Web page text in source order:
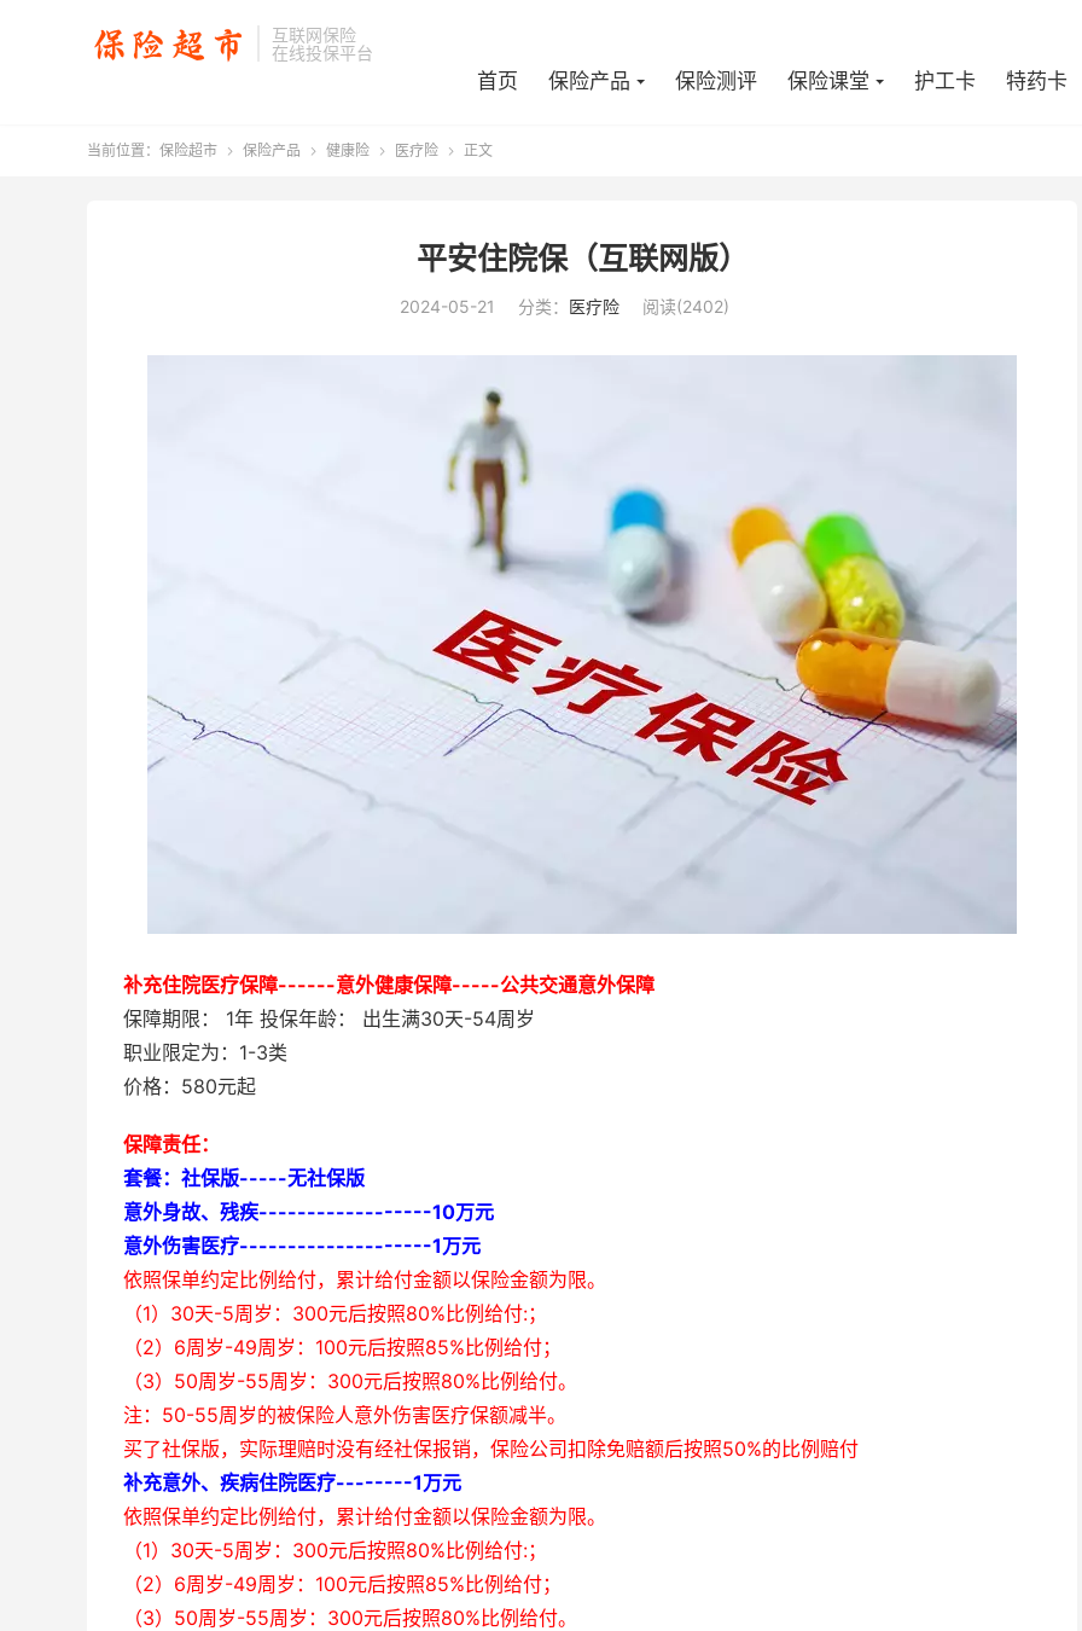
互联网保险
在线投保平台
首页 保险产品 保险测评 保险课堂 护工卡 特药卡
当前位置： 保险超市  保险产品  健康险  医疗险  正文
平安住院保（互联网版）
2024-05-21 分类： 医疗险 阅读(2402)
补充住院医疗保障------意外健康保障-----公共交通意外保障
保障期限： 1年 投保年龄： 出生满30天-54周岁
职业限定为：1-3类
价格：580元起
保障责任：
套餐：社保版-----无社保版
意外身故、残疾------------------10万元
意外伤害医疗--------------------1万元
依照保单约定比例给付，累计给付金额以保险金额为限。
（1）30天-5周岁：300元后按照80%比例给付:；
（2）6周岁-49周岁：100元后按照85%比例给付；
（3）50周岁-55周岁：300元后按照80%比例给付。
注：50-55周岁的被保险人意外伤害医疗保额减半。
买了社保版，实际理赔时没有经社保报销，保险公司扣除免赔额后按照50%的比例赔付
补充意外、疾病住院医疗--------1万元
依照保单约定比例给付，累计给付金额以保险金额为限。
（1）30天-5周岁：300元后按照80%比例给付:；
（2）6周岁-49周岁：100元后按照85%比例给付；
（3）50周岁-55周岁：300元后按照80%比例给付。